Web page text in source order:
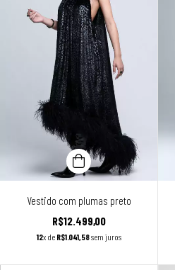
Vestido com plumas preto
R$12.499,00
12x de R$1.041,58sem juros